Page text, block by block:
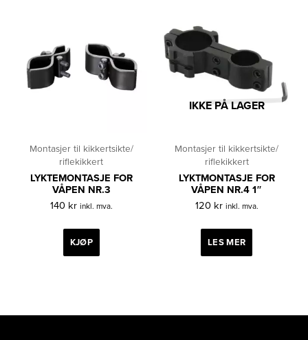
Montasjer til kikkertsikte/
riflekikkert
LYKTEMONTASJE FOR
VÅPEN NR.3
140 kr inkl. mva.
KJØP
IKKE PÅ LAGER
Montasjer til kikkertsikte/
riflekikkert
LYKTMONTASJE FOR
VÅPEN NR.4 1″
120 kr inkl. mva.
LES MER